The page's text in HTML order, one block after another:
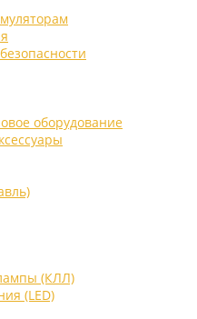
оборудование
(КЛЛ)
(LED)